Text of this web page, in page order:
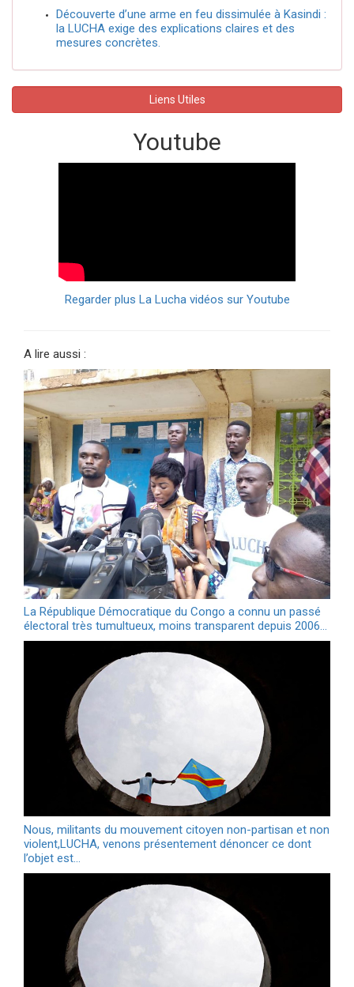
Découverte d’une arme en feu dissimulée à Kasindi :
la LUCHA exige des explications claires et des
mesures concrètes.
Liens Utiles
Youtube
Regarder plus La Lucha vidéos sur Youtube
A lire aussi :
La République Démocratique du Congo a connu un passé
électoral très tumultueux, moins transparent depuis 2006…
Nous, militants du mouvement citoyen non-partisan et non
violent,LUCHA, venons présentement dénoncer ce dont
l’objet est…